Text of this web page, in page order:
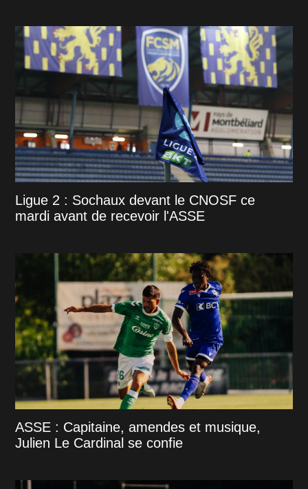
Ligue 2 : Sochaux devant le CNOSF ce
mardi avant de recevoir l'ASSE
ASSE : Capitaine, amendes et musique,
Julien Le Cardinal se confie